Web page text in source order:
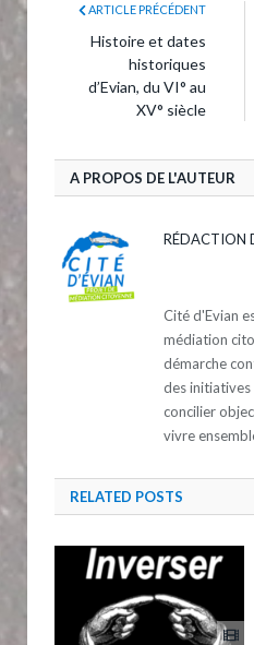
ARTICLE PRÉCÉDENT
Histoire et dates
historiques
d’Evian, du VI° au
XV° siècle
A PROPOS DE L'AUTEUR
RÉDACTION
Cité d'Evian
médiation
démarche
des
concilier
vivre
RELATED POSTS